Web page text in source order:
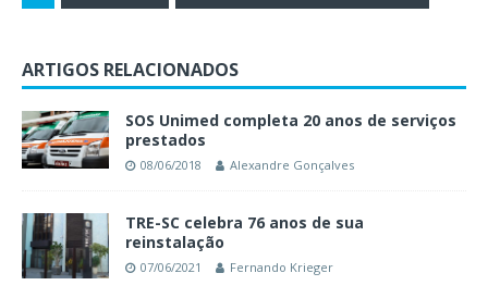
ARTIGOS RELACIONADOS
SOS Unimed completa 20 anos de serviços
prestados
08/06/2018 Alexandre Gonçalves
TRE-SC celebra 76 anos de sua
reinstalação
07/06/2021 Fernando Krieger